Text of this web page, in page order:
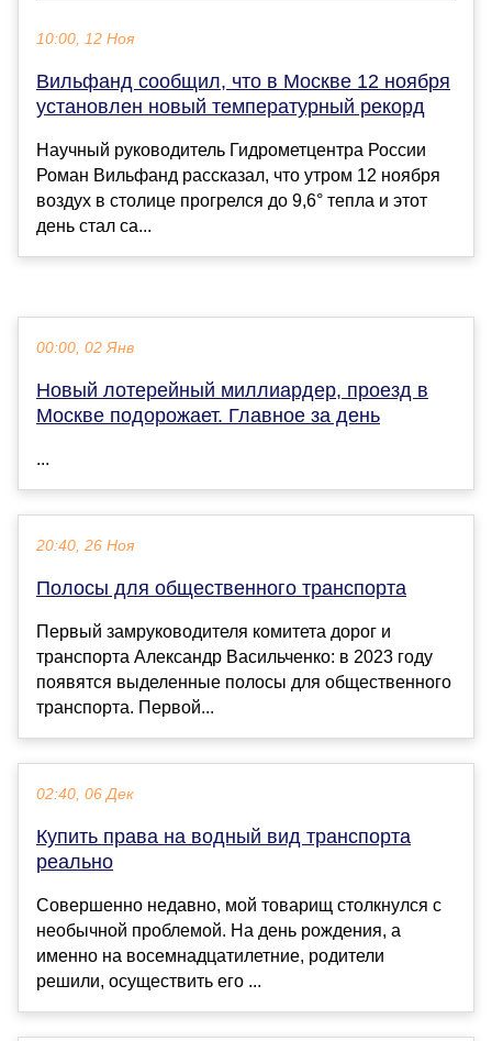
10:00, 12 Ноя
Вильфанд сообщил, что в Москве 12 ноября
установлен новый температурный рекорд
Научный руководитель Гидрометцентра России
Роман Вильфанд рассказал, что утром 12 ноября
воздух в столице прогрелся до 9,6° тепла и этот
день стал са...
00:00, 02 Янв
Новый лотерейный миллиардер, проезд в
Москве подорожает. Главное за день
...
20:40, 26 Ноя
Полосы для общественного транспорта
Первый замруководителя комитета дорог и
транспорта Александр Васильченко: в 2023 году
появятся выделенные полосы для общественного
транспорта. Первой...
02:40, 06 Дек
Купить права на водный вид транспорта
реально
Совершенно недавно, мой товарищ столкнулся с
необычной проблемой. На день рождения, а
именно на восемнадцатилетние, родители
решили, осуществить его ...